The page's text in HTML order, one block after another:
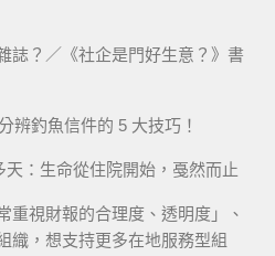
誌？／《社企是門好生意？》書
辨釣魚信件的 5 大技巧！
：生命從住院開始，戞然而止
重視財報的合理度、透明度」、
織，想支持更多在地服務型組